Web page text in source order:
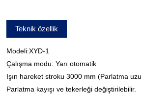
Teknik özellik
Modeli:XYD-1
Çalışma modu: Yarı otomatik
Işın hareket stroku 3000 mm (Parlatma
Parlatma kayışı ve tekerleği değiştirilebilir.